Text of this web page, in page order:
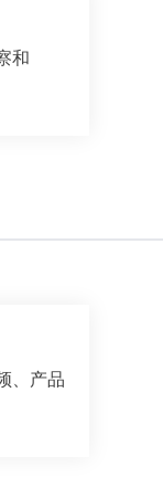
和
、产品